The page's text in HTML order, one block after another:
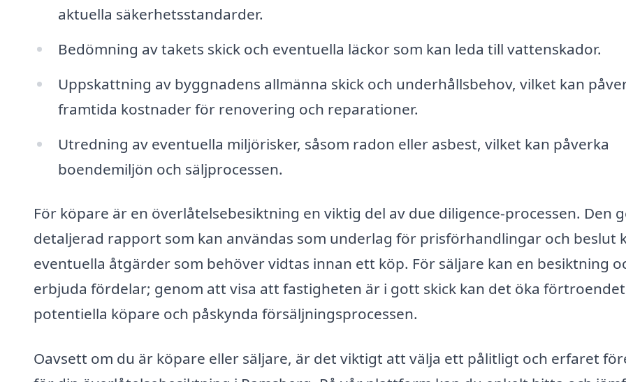
aktuella säkerhetsstandarder.
Bedömning av takets skick och eventuella läckor som kan leda till vattenskador.
Uppskattning av byggnadens allmänna skick och underhållsbehov, vilket kan
framtida kostnader för renovering och reparationer.
Utredning av eventuella miljörisker, såsom radon eller asbest, vilket kan påverka
boendemiljön och säljprocessen.
För köpare är en överlåtelsebesiktning en viktig del av due diligence-processen. Den
detaljerad rapport som kan användas som underlag för prisförhandlingar och beslut
eventuella åtgärder som behöver vidtas innan ett köp. För säljare kan en besiktning
erbjuda fördelar; genom att visa att fastigheten är i gott skick kan det öka
potentiella köpare och påskynda försäljningsprocessen.
Oavsett om du är köpare eller säljare, är det viktigt att välja ett pålitligt och erfaret